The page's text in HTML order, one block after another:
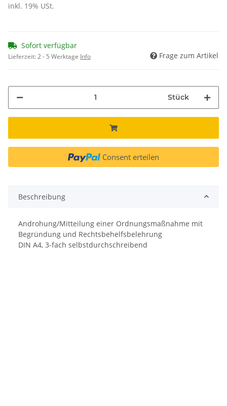
inkl. 19% USt.
Sofort verfügbar
Lieferzeit:2 - 5 Werktage Info Frage zum Artikel
Stück
Consent erteilen
Beschreibung
Androhung/Mitteilung einer Ordnungsmaßnahme mit
Begründung und Rechtsbehelfsbelehrung
DIN A4, 3-fach selbstdurchschreibend